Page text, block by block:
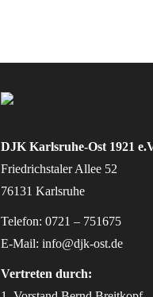
DJK Karlsruhe-Ost 1921
Friedrichstaler Allee 52
76131 Karlsruhe
Telefon: 0721 – 751675
E-Mail: info@djk-ost.de
Vertreten durch: